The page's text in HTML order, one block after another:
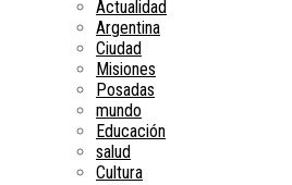
Actualidad
Argentina
Ciudad
Misiones
Posadas
mundo
Educación
salud
Cultura